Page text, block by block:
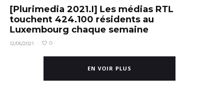
[Plurimedia 2021.I] Les médias RTL
touchent 424.100 résidents au
Luxembourg chaque semaine
12/05/2021 · 0
EN VOIR PLUS